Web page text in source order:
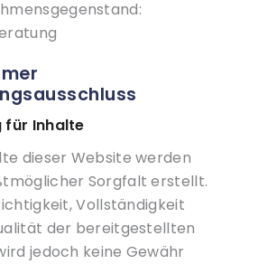
für Inhalte
dieser Website werden
Sorgfalt erstellt.
Vollständigkeit
der bereitgestellten
jedoch keine Gewähr